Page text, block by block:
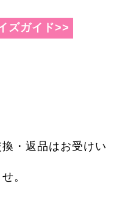
ズガイド>>
・返品はお受けい
。